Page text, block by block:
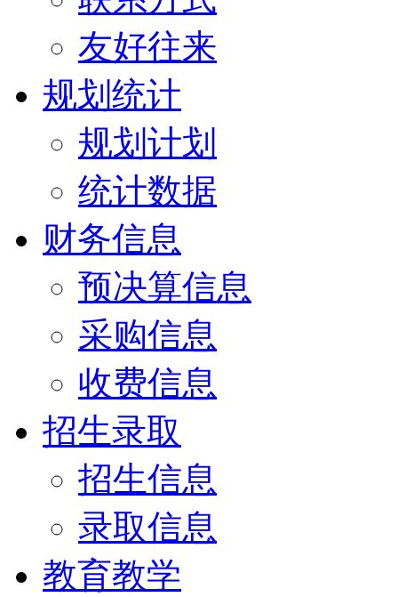
友好往来
规划统计
规划计划
统计数据
财务信息
预决算信息
采购信息
收费信息
招生录取
招生信息
录取信息
教育教学